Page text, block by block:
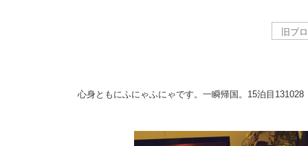
心身ともにふにゃふにゃです。一瞬帰国。15泊目 131028